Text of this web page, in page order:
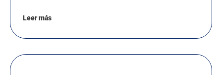
Leer más